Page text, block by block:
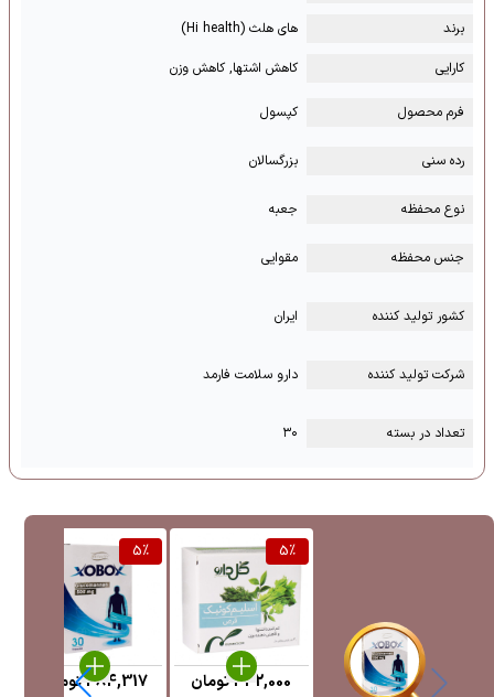
برند
های هلث (Hi health)
کارایی
کاهش اشتها, کاهش وزن
فرم محصول کپسول
رده سنی بزرگسالان
نوع محفظه جعبه
جنس محفظه مقوایی
کشور تولید کننده ایران
شرکت تولید کننده دارو سلامت فارمد
تعداد در بسته ۳۰
5%
342,000تومان
5%
384,317تومان